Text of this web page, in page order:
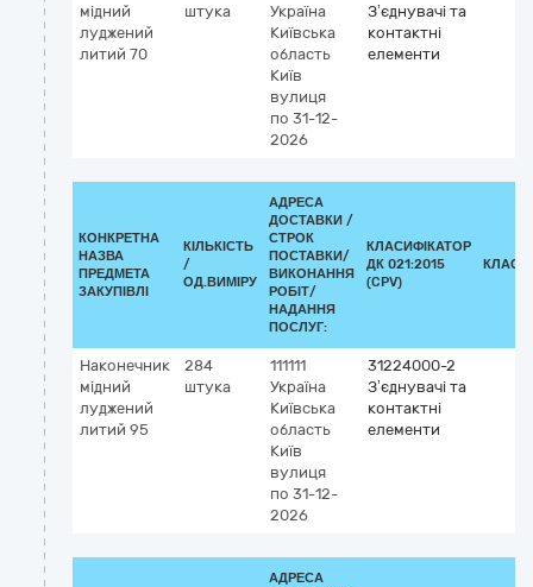
мідний
луджений
литий 70
штука
Україна
Київська
область
Київ
вулиця
по 31-12-
2026
З’єднувачі та
контактні
елементи
КОНКРЕТНА
НАЗВА
ПРЕДМЕТА
ЗАКУПІВЛІ
КІЛЬКІСТЬ
/
ОД.ВИМІРУ
АДРЕСА
ДОСТАВКИ /
СТРОК
ПОСТАВКИ/
ВИКОНАННЯ
РОБІТ/
НАДАННЯ
ПОСЛУГ:
КЛАСИФІКАТОР
ДК 021:2015
(CPV)
Наконечник
мідний
луджений
литий 95
284
штука
111111
Україна
Київська
область
Київ
вулиця
по 31-12-
2026
31224000-2
З’єднувачі та
контактні
елементи
АДРЕСА